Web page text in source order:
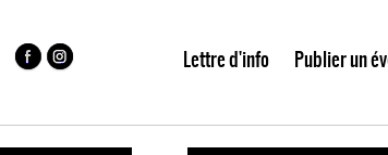
Lettre d'info Publier un